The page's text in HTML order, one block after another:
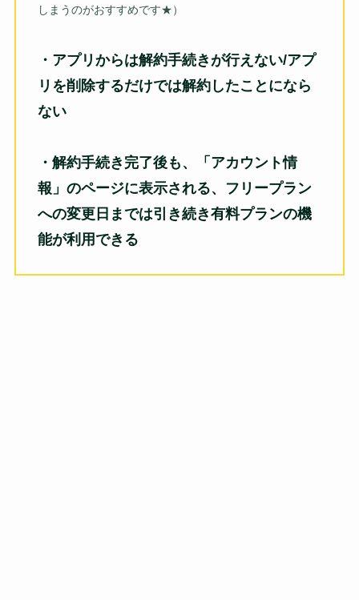
しまうのがおすすめです★）
・アプリからは解約手続きが行えない/アプ
リを削除するだけでは解約したことになら
ない
・解約手続き完了後も、「アカウント情
報」のページに表示される、フリープラン
への変更日までは引き続き有料プランの機
能が利用できる